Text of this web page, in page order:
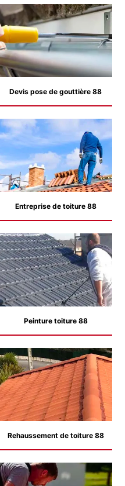
Devis pose de gouttière 88
Entreprise de toiture 88
Peinture toiture 88
Rehaussement de toiture 88